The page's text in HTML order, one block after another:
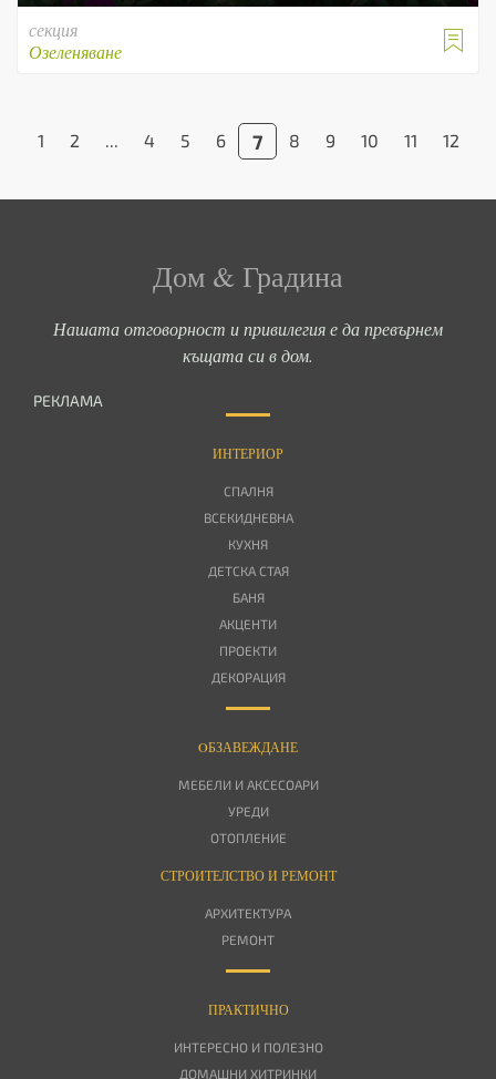

секция
Озеленяване
1 2 ... 4 5 6 7 8 9 10 11 12
Дом & Градина
Нашата отговорност и привилегия е да превърнем
къщата си в дом.
РЕКЛАМА
ИНТЕРИОР
СПАЛНЯ
ВСЕКИДНЕВНА
КУХНЯ
ДЕТСКА СТАЯ
БАНЯ
АКЦЕНТИ
ПРОЕКТИ
ДЕКОРАЦИЯ
OБЗАВЕЖДАНЕ
МЕБЕЛИ И АКСЕСОАРИ
УРЕДИ
ОТОПЛЕНИЕ
СТРОИТЕЛСТВО И РЕМОНТ
АРХИТЕКТУРА
РЕМОНТ
ПРАКТИЧНО
ИНТЕРЕСНО И ПОЛЕЗНО
ДОМАШНИ ХИТРИНКИ